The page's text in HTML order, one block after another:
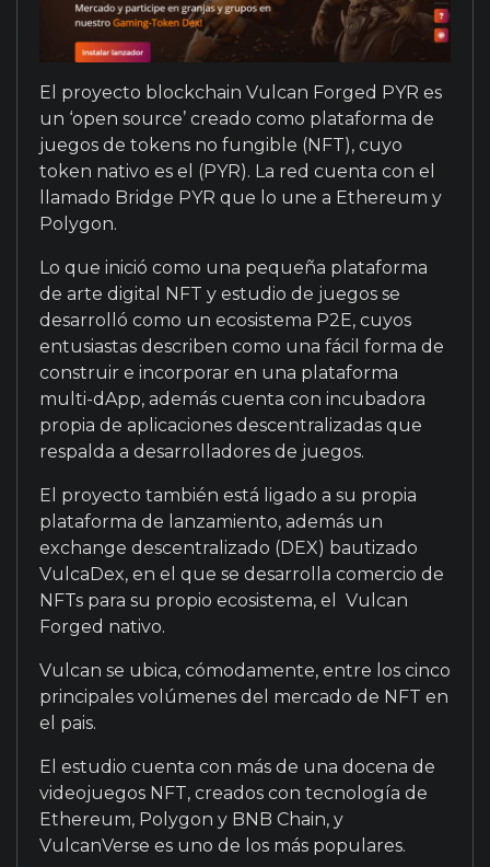
El proyecto blockchain Vulcan Forged PYR es
un ‘open source’ creado como plataforma de
juegos de tokens no fungible (NFT), cuyo
token nativo es el (PYR). La red cuenta con el
llamado Bridge PYR que lo une a Ethereum y
Polygon.
Lo que inició como una pequeña plataforma
de arte digital NFT y estudio de juegos se
desarrolló como un ecosistema P2E, cuyos
entusiastas describen como una fácil forma de
construir e incorporar en una plataforma
multi-dApp, además cuenta con incubadora
propia de aplicaciones descentralizadas que
respalda a desarrolladores de juegos.
El proyecto también está ligado a su propia
plataforma de lanzamiento, además un
exchange descentralizado (DEX) bautizado
VulcaDex, en el que se desarrolla comercio de
NFTs para su propio ecosistema, el Vulcan
Forged nativo.
Vulcan se ubica, cómodamente, entre los cinco
principales volúmenes del mercado de NFT en
el pais.
El estudio cuenta con más de una docena de
videojuegos NFT, creados con tecnología de
Ethereum, Polygon y BNB Chain, y
VulcanVerse es uno de los más populares.